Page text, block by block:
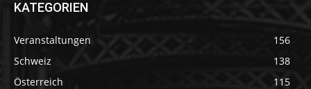
KATEGORIEN
Veranstaltungen
156
Schweiz
138
Österreich
115